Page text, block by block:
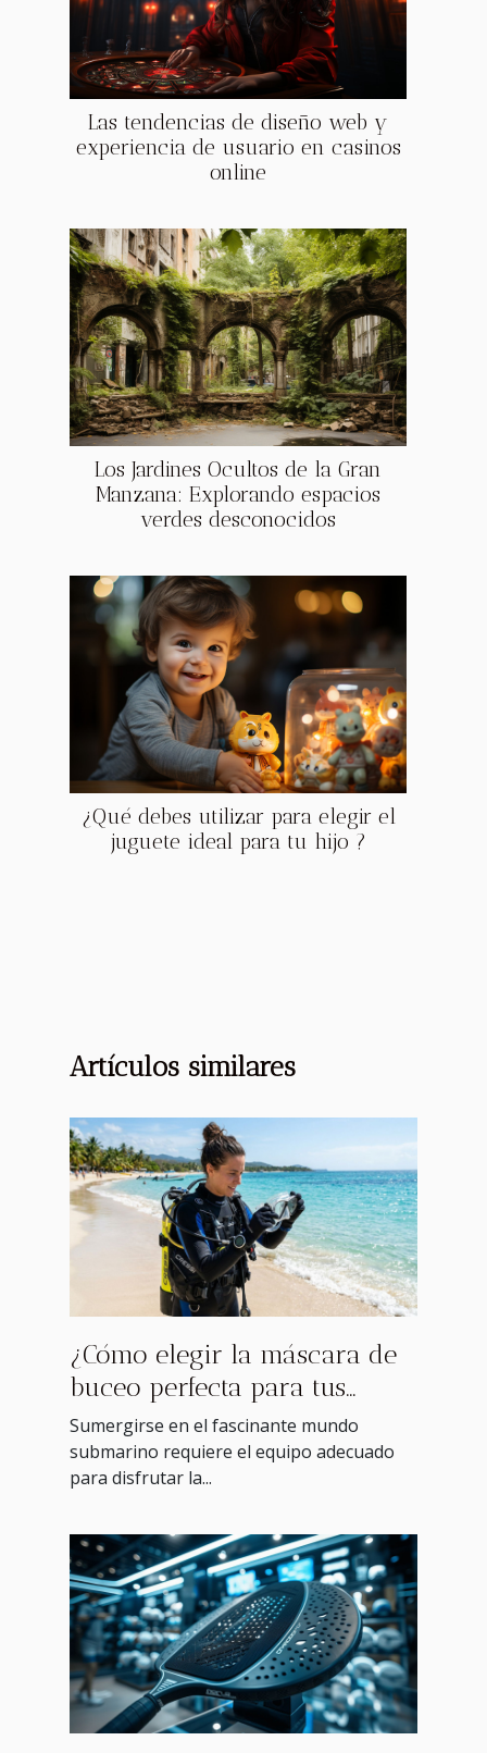
Las tendencias de diseño web y
experiencia de usuario en casinos
online
Los Jardines Ocultos de la Gran
Manzana: Explorando espacios
verdes desconocidos
¿Qué debes utilizar para elegir el
juguete ideal para tu hijo ?
Artículos similares
¿Cómo elegir la máscara de
buceo perfecta para tus
aventuras submarinas?
Sumergirse en el fascinante mundo
submarino requiere el equipo adecuado
para disfrutar la...